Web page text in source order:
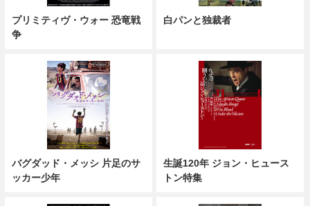
プリミティヴ・ウォー 恐竜戦
争
白パンと独裁者
バグダッド・メッシ 片足のサ
ッカー少年
生誕120年 ジョン・ヒュース
トン特集